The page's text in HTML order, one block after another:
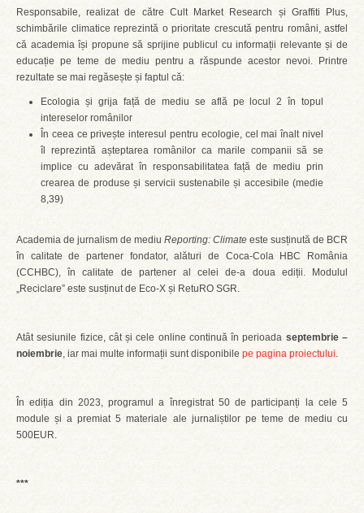
Responsabile, realizat de către Cult Market Research și Graffiti Plus,
schimbările climatice reprezintă o prioritate crescută pentru români, astfel
că academia își propune să sprijine publicul cu informații relevante și de
educație pe teme de mediu pentru a răspunde acestor nevoi. Printre
rezultate se mai regăsește și faptul că:
Ecologia și grija față de mediu se află pe locul 2 în topul
intereselor românilor
În ceea ce privește interesul pentru ecologie, cel mai înalt nivel
îl reprezintă așteptarea românilor ca marile companii să se
implice cu adevărat în responsabilitatea față de mediu prin
crearea de produse și servicii sustenabile și accesibile (medie
8,39)
Academia de jurnalism de mediu Reporting: Climate este susținută de BCR
în calitate de partener fondator, alături de Coca-Cola HBC România
(CCHBC), în calitate de partener al celei de-a doua ediții. Modulul
„Reciclare” este susținut de Eco-X și RetuRO SGR.
Atât sesiunile fizice, cât și cele online continuă în perioada septembrie –
noiembrie, iar mai multe informații sunt disponibile pe pagina proiectului.
În ediția din 2023, programul a înregistrat 50 de participanți la cele 5
module și a premiat 5 materiale ale jurnaliștilor pe teme de mediu cu
500EUR.
***